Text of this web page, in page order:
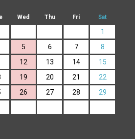
Wed Thu Fri Sat
1
5 6 7
8
12 13 14
15
19 20 21
22
26 27 28
29